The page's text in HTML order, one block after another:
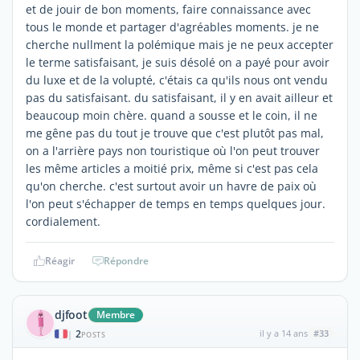
et de jouir de bon moments, faire connaissance avec
tous le monde et partager d'agréables moments. je ne
cherche nullment la polémique mais je ne peux accepter
le terme satisfaisant, je suis désolé on a payé pour avoir
du luxe et de la volupté, c'étais ca qu'ils nous ont vendu
pas du satisfaisant. du satisfaisant, il y en avait ailleur et
beaucoup moin chère. quand a sousse et le coin, il ne
me gêne pas du tout je trouve que c'est plutôt pas mal,
on a l'arrière pays non touristique où l'on peut trouver
les même articles a moitié prix, même si c'est pas cela
qu'on cherche. c'est surtout avoir un havre de paix où
l'on peut s'échapper de temps en temps quelques jour.
cordialement.
Réagir Répondre
djfoot Membre
| 2POSTS il y a 14 ans #33